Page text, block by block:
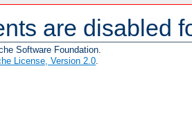
are disabled
Software Foundation.
License, Version 2.0